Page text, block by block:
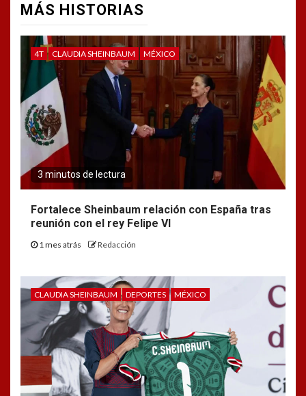
MÁS HISTORIAS
4T CLAUDIA SHEINBAUM MÉXICO
3 minutos de lectura
Fortalece Sheinbaum relación con España tras
reunión con el rey Felipe VI
1 mes atrás Redacción
CLAUDIA SHEINBAUM DEPORTES MÉXICO